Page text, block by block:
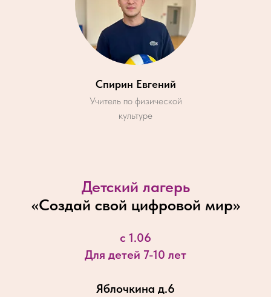
Спирин Евгений
Учитель по физической
культуре
Детский лагерь
«Создай свой цифровой мир»
с 1.06
Для детей 7-10 лет
Яблочкина д.6